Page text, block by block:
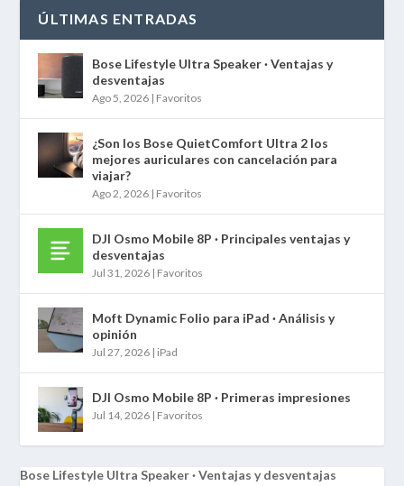
ÚLTIMAS ENTRADAS
Bose Lifestyle Ultra Speaker · Ventajas y
desventajas
Ago 5, 2026 | Favoritos
¿Son los Bose QuietComfort Ultra 2 los
mejores auriculares con cancelación para
viajar?
Ago 2, 2026 | Favoritos
DJI Osmo Mobile 8P · Principales ventajas y
desventajas
Jul 31, 2026 | Favoritos
Moft Dynamic Folio para iPad · Análisis y
opinión
Jul 27, 2026 | iPad
DJI Osmo Mobile 8P · Primeras impresiones
Jul 14, 2026 | Favoritos
Bose Lifestyle Ultra Speaker · Ventajas y desventajas